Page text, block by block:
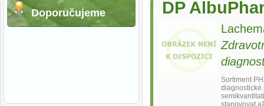
DP
Sortiment
diagnostické
stanovovat
Doporučujeme